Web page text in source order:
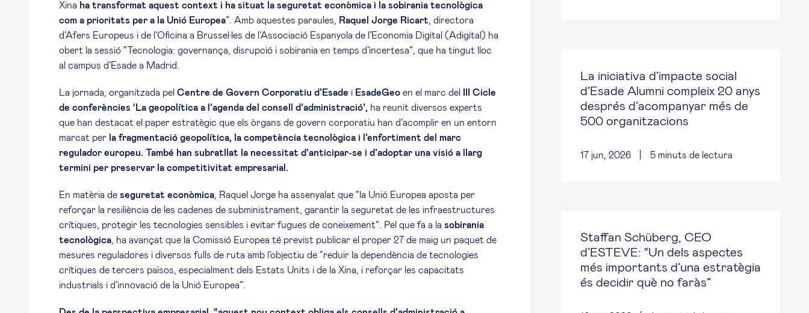
Xina ha transformat aquest context i ha situat la seguretat econòmica i la sobirania tecnològica
com a prioritats per a la Unió Europea”. Amb aquestes paraules, Raquel Jorge Ricart , directora
d’Afers Europeus i de l’Oficina a Brussel·les de l’Associació Espanyola de l’Economia Digital (Adigital) ha
obert la sessió “Tecnologia: governança, disrupció i sobirania en temps d’incertesa”, que ha tingut lloc
al campus d’Esade a Madrid.
La jornada, organitzada pel Centre de Govern Corporatiu d’Esade i EsadeGeo en el marc del
III Cicle
de conferències ‘La geopolítica a l’agenda del consell d’administració’, ha reunit diversos experts
que han destacat el paper estratègic que els òrgans de govern corporatiu han d’acomplir en un entorn
marcat per la fragmentació geopolítica, la competència tecnològica i l’enfortiment del marc
regulador europeu. També han subratllat la necessitat d’anticipar-se i d’adoptar una visió a llarg
termini per preservar la competitivitat empresarial.
En matèria de seguretat econòmica , Raquel Jorge ha assenyalat que “la Unió Europea aposta per
reforçar la resiliència de les cadenes de subministrament, garantir la seguretat de les infraestructures
crítiques, protegir les tecnologies sensibles i evitar fugues de coneixement”. Pel que fa a la sobirania
tecnològica , ha avançat que la Comissió Europea té previst publicar el proper 27 de maig un paquet de
mesures reguladores i diversos fulls de ruta amb l’objectiu de “reduir la dependència de tecnologies
crítiques de tercers països, especialment dels Estats Units i de la Xina, i reforçar les capacitats
industrials i d’innovació de la Unió Europea”.
La iniciativa d’impacte social
d’Esade Alumni compleix 20 anys
després d’acompanyar més de
500 organitzacions
17 jun, 2026 5 minuts de lectura
Staffan Schüberg, CEO
d’ESTEVE: “Un dels aspectes
més importants d’una estratègia
és decidir què no faràs”